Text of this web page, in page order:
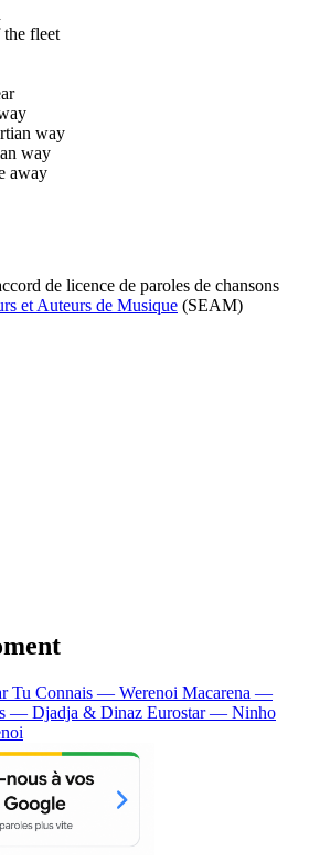
fleet
way
way
away
de licence de paroles de chansons
et Auteurs de Musique (SEAM)
Tu Connais — Werenoi Macarena —
— Djadja & Dinaz Eurostar — Ninho